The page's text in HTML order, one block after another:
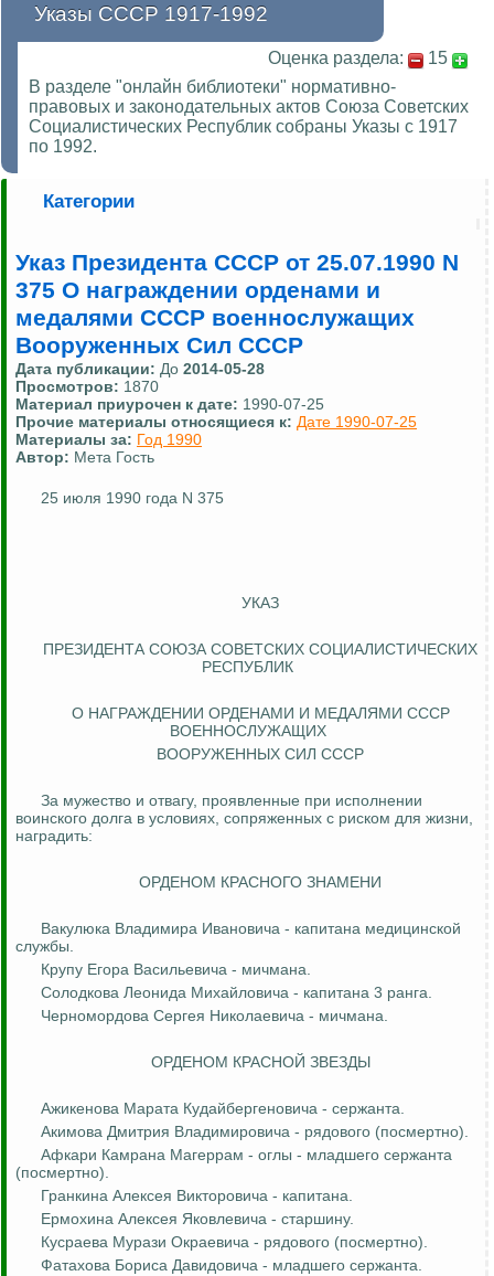
Указы СССР 1917-1992
Оценка раздела:
15
В разделе "онлайн библиотеки" нормативно-
правовых и законодательных актов Союза Советских
Социалистических Республик собраны Указы с 1917
по 1992.
Категории
Указ Президента СССР от 25.07.1990 N
375 О награждении орденами и
медалями СССР военнослужащих
Вооруженных Сил СССР
Дата публикации: До 2014-05-28
Просмотров: 1870
Материал приурочен к дате: 1990-07-25
Прочие материалы относящиеся к: Дате 1990-07-25
Материалы за: Год 1990
Автор: Мета Гость
25 июля 1990 года N 375
УКАЗ
ПРЕЗИДЕНТА СОЮЗА СОВЕТСКИХ СОЦИАЛИСТИЧЕСКИХ
РЕСПУБЛИК
О НАГРАЖДЕНИИ ОРДЕНАМИ И МЕДАЛЯМИ СССР
ВОЕННОСЛУЖАЩИХ
ВООРУЖЕННЫХ СИЛ СССР
За мужество и отвагу, проявленные при исполнении
воинского долга в условиях, сопряженных с риском для жизни,
наградить:
ОРДЕНОМ КРАСНОГО ЗНАМЕНИ
Вакулюка Владимира Ивановича - капитана медицинской
службы.
Крупу Егора Васильевича - мичмана.
Солодкова Леонида Михайловича - капитана 3 ранга.
Черномордова Сергея Николаевича - мичмана.
ОРДЕНОМ КРАСНОЙ ЗВЕЗДЫ
Ажикенова Марата Кудайбергеновича - сержанта.
Акимова Дмитрия Владимировича - рядового (посмертно).
Афкари Камрана Магеррам - оглы - младшего сержанта
(посмертно).
Гранкина Алексея Викторовича - капитана.
Ермохина Алексея Яковлевича - старшину.
Кусраева Мурази Окраевича - рядового (посмертно).
Фатахова Бориса Давидовича - младшего сержанта.